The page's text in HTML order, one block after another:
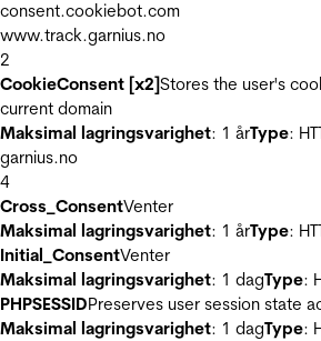
consent.cookiebot.com
www.track.garnius.no
2
CookieConsent [x2]Stores the user's
current domain
Maksimal lagringsvarighet: 1 årType:
garnius.no
4
Cross_ConsentVenter
Maksimal lagringsvarighet: 1 årType:
Initial_ConsentVenter
Maksimal lagringsvarighet: 1 dagType:
PHPSESSIDPreserves user session state
Maksimal lagringsvarighet: 1 dagType: